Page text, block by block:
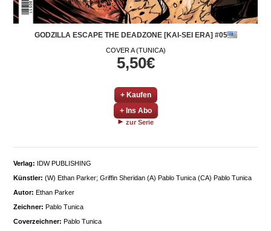
GODZILLA ESCAPE THE DEADZONE [KAI-SEI ERA] #05
COVER A (TUNICA)
5,50€
+ Kaufen
+ Ins Abo
zur Serie
Verlag: IDW PUBLISHING
Künstler: (W) Ethan Parker; Griffin Sheridan (A) Pablo Tunica (CA) Pablo Tunica
Autor: Ethan Parker
Zeichner: Pablo Tunica
Coverzeichner: Pablo Tunica